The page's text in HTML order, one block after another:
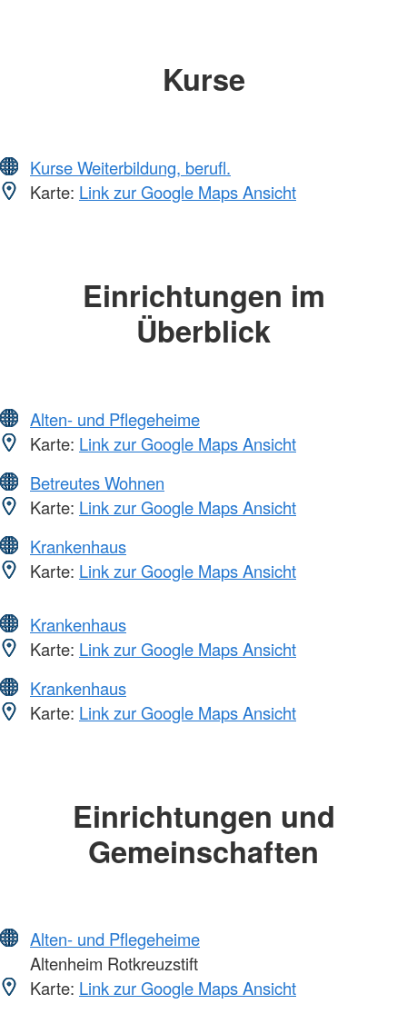
Kurse
Kurse Weiterbildung, berufl.
Karte: Link zur Google Maps Ansicht
Einrichtungen im
Überblick
Alten- und Pflegeheime
Karte: Link zur Google Maps Ansicht
Betreutes Wohnen
Karte: Link zur Google Maps Ansicht
Krankenhaus
Karte: Link zur Google Maps Ansicht
Krankenhaus
Karte: Link zur Google Maps Ansicht
Krankenhaus
Karte: Link zur Google Maps Ansicht
Einrichtungen und
Gemeinschaften
Alten- und Pflegeheime
Altenheim Rotkreuzstift
Karte: Link zur Google Maps Ansicht